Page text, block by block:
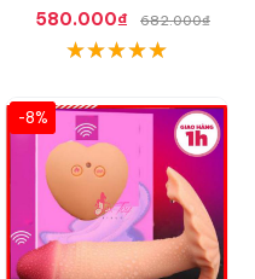
580.000₫
682.000₫
-8%